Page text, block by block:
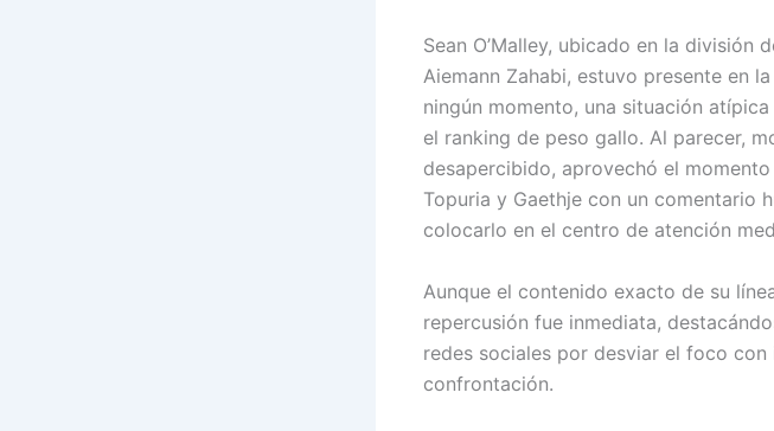
Sean O’Malley, ubicado en la
Aiemann Zahabi, estuvo presente en
ningún momento, una situación
el ranking de peso gallo. Al parecer,
desapercibido, aprovechó el
Topuria y Gaethje con un comentario
colocarlo en el centro de atención
Aunque el contenido exacto de su
repercusión fue inmediata,
redes sociales por desviar el foco
confrontación.